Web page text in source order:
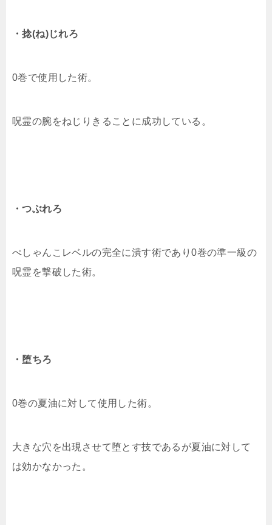
・捻(ね)じれろ
0巻で使用した術。
呪霊の腕をねじりきることに成功している。
・つぶれろ
ぺしゃんこレベルの完全に潰す術であり0巻の準一級の
呪霊を撃破した術。
・堕ちろ
0巻の夏油に対して使用した術。
大きな穴を出現させて堕とす技であるが夏油に対して
は効かなかった。